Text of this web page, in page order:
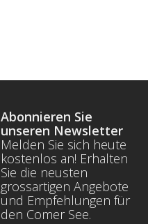
Abonnieren Sie
unseren Newsletter
Melden Sie sich heute
kostenlos an! Erhalten
Sie die neusten
grossartigen Angebote
und Empfehlungen für
den Comer See.